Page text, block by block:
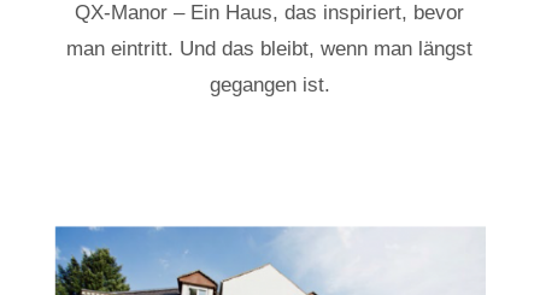
QX-Manor – Ein Haus, das inspiriert, bevor
man eintritt. Und das bleibt, wenn man längst
gegangen ist.